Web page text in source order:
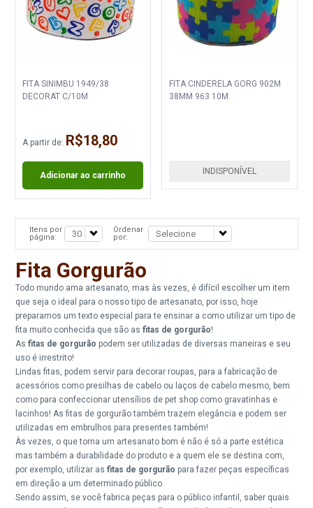
FITA SINIMBU 1949/38
DECORAT C/10M
A partir de: R$18,80
Adicionar ao carrinho
FITA CINDERELA GORG 902M
38MM 963 10M
INDISPONÍVEL
Itens por
página:
Ordenar
por:
Fita Gorgurão
Todo mundo ama artesanato, mas às vezes, é difícil escolher um item
que seja o ideal para o nosso tipo de artesanato, por isso, hoje
preparamos um texto especial para te ensinar a como utilizar um tipo de
fita muito conhecida que são asfitas de gorgurão!
Asfitas de gorgurão podem ser utilizadas de diversas maneiras e seu
uso é irrestrito!
Lindas fitas, podem servir para decorar roupas, para a fabricação de
acessórios como presilhas de cabelo ou laços de cabelo mesmo, bem
como para confeccionar utensílios de pet shop como gravatinhas e
lacinhos! As fitas de gorgurão também trazem elegância e podem ser
utilizadas em embrulhos para presentes também!
Às vezes, o que torna um artesanato bom é não é só a parte estética
mas também a durabilidade do produto e a quem ele se destina com,
por exemplo, utilizar asfitas de gorgurão para fazer peças específicas
em direção a um determinado público.
Sendo assim, se você fabrica peças para o público infantil, saber quais